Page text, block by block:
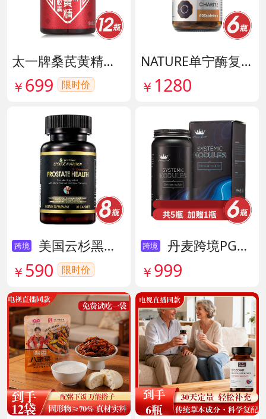
太一牌桑芪黄精胶囊 货号133159
￥ 699 限时价
NATURE单宁酶复合片 货号140546
￥ 1280
跨境
美国云杉黑金前列腺素胶囊 货号136211
￥ 590 限时价
跨境
丹麦跨境PG结节消复合片 货号138605
￥ 999